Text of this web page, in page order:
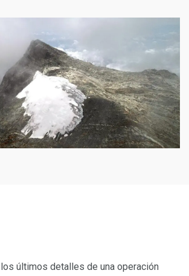
últimos detalles de una operación